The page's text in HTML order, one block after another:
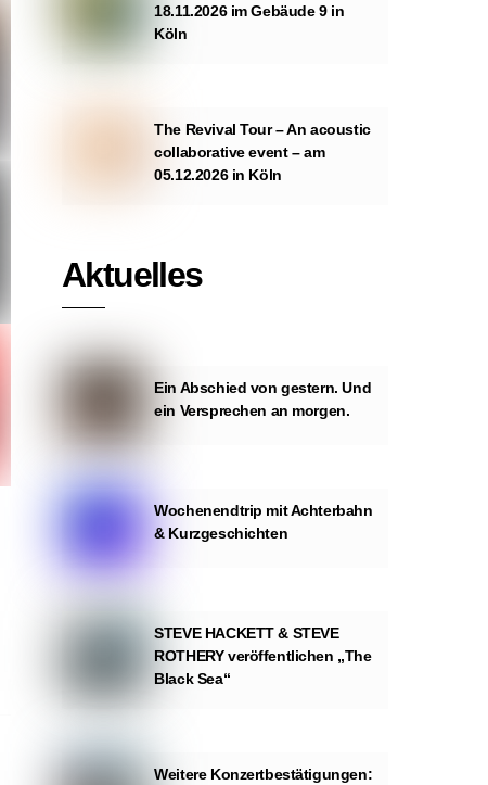
18.11.2026 im Gebäude 9 in
Köln
The Revival Tour – An acoustic
collaborative event – am
05.12.2026 in Köln
Aktuelles
Ein Abschied von gestern. Und
ein Versprechen an morgen.
Wochenendtrip mit Achterbahn
& Kurzgeschichten
STEVE HACKETT & STEVE
ROTHERY veröffentlichen „The
Black Sea“
Weitere Konzertbestätigungen: